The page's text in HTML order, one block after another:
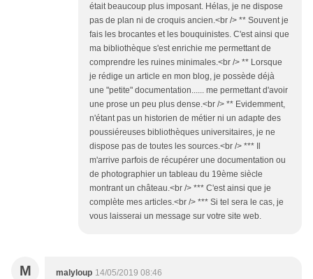
était beaucoup plus imposant. Hélas, je ne dispose
pas de plan ni de croquis ancien.<br /> ** Souvent je
fais les brocantes et les bouquinistes. C'est ainsi que
ma bibliothèque s'est enrichie me permettant de
comprendre les ruines minimales.<br /> ** Lorsque
je rédige un article en mon blog, je possède déjà
une "petite" documentation...... me permettant d'avoir
une prose un peu plus dense.<br /> ** Evidemment,
n'étant pas un historien de métier ni un adapte des
poussiéreuses bibliothèques universitaires, je ne
dispose pas de toutes les sources.<br /> *** Il
m'arrive parfois de récupérer une documentation ou
de photographier un tableau du 19ème siècle
montrant un château.<br /> *** C'est ainsi que je
complète mes articles.<br /> *** Si tel sera le cas, je
vous laisserai un message sur votre site web.
M malyloup 14/05/2019 08:46